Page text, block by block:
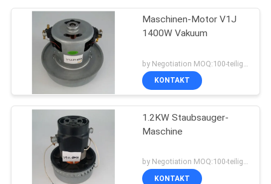
Maschinen-Motor V1J
1400W Vakuum
KONTAKT
1.2KW Staubsauger-
Maschine
by Negotiation MOQ:100-teilig/Stücke
KONTAKT